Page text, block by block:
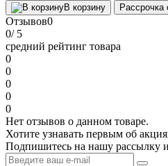
В корзину Рассрочка
Отзывов0
0/ 5
средний рейтинг товара
0
0
0
0
0
Нет отзывов о данном товаре.
Хотите узнавать первым об
Подпишитесь на нашу рассылку